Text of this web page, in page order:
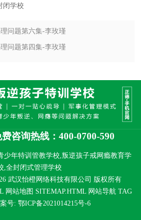
闭学校
问题第六集-李玫瑾
问题第四集-李玫瑾
咨询热线：400-0700-590
少年特训管教学校,叛逆孩子戒网瘾教育学
,全封闭式管理学校
武汉怡橙网络科技有限公司 版权所有
网站地图 SITEMAP.HTML 网站导航 TAG
号: 鄂ICP备2021014215号-6